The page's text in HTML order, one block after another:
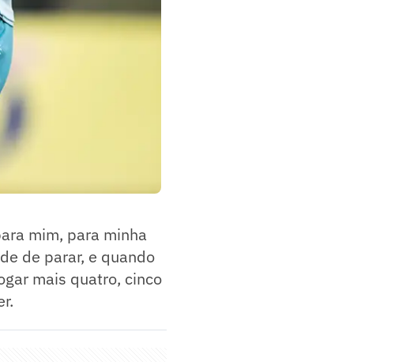
mim, para minha
de parar, e quando
mais quatro, cinco